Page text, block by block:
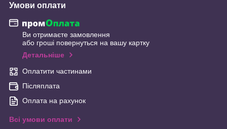
Умови оплати
Ви отримаєте замовлення
або гроші повернуться на вашу картку
Детальніше
Оплатити частинами
Післяплата
Оплата на рахунок
Всі умови оплати